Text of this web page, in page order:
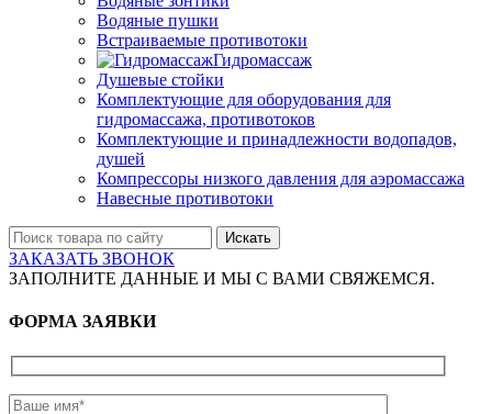
Водяные пушки
Встраиваемые противотоки
Гидромассаж
Душевые стойки
Комплектующие для оборудования для
гидромассажа, противотоков
Комплектующие и принадлежности водопадов,
душей
Компрессоры низкого давления для аэромассажа
Навесные противотоки
Искать
ЗАКАЗАТЬ ЗВОНОК
ЗАПОЛНИТЕ ДАННЫЕ И МЫ С ВАМИ СВЯЖЕМСЯ.
ФОРМА ЗАЯВКИ